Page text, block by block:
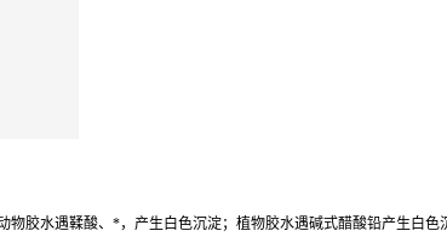
胶水遇鞣酸、*，产生白色沉淀；植物胶水遇碱式醋酸铅产生白色